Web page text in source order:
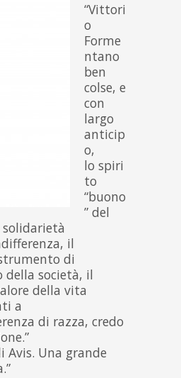
“Vittori
o
Forme
ntano
ben
colse, e
con
largo
anticip
o,
lo spiri
to
“buono
” del
solidarietà
il
di
della società, il
della vita
a
di razza, credo
Avis. Una grande